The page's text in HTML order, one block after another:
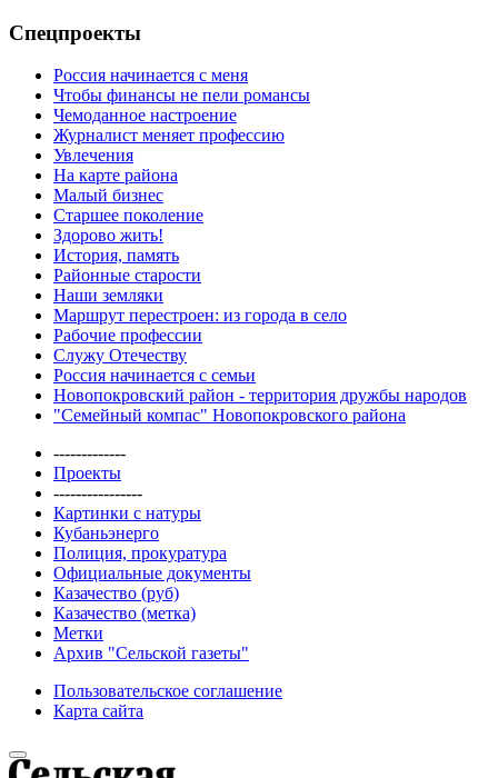
Спецпроекты
Россия начинается с меня
Чтобы финансы не пели романсы
Чемоданное настроение
Журналист меняет профессию
Увлечения
На карте района
Малый бизнес
Старшее поколение
Здорово жить!
История, память
Районные старости
Наши земляки
Маршрут перестроен: из города в село
Рабочие профессии
Служу Отечеству
Россия начинается с семьи
Новопокровский район - территория дружбы народов
"Семейный компас" Новопокровского района
-------------
Проекты
----------------
Картинки с натуры
Кубаньэнерго
Полиция, прокуратура
Официальные документы
Казачество (руб)
Казачество (метка)
Метки
Архив "Сельской газеты"
Пользовательское соглашение
Карта сайта